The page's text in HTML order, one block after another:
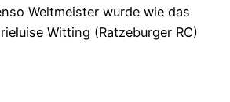
Weltmeister wurde wie das
Witting (Ratzeburger RC)